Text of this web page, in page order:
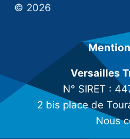
© 2026
Versailles
N° SIRET :
2 bis place de
Nous